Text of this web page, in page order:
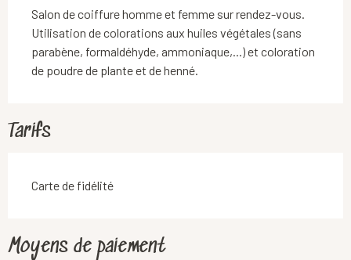
Salon de coiffure homme et femme sur rendez-vous.
Utilisation de colorations aux huiles végétales (sans
parabène, formaldéhyde, ammoniaque,...) et coloration
de poudre de plante et de henné.
Tarifs
Carte de fidélité
Moyens de paiement